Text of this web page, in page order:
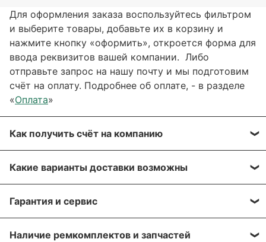
Для оформления заказа воспользуйтесь фильтром
и выберите товары, добавьте их в корзину и
нажмите кнопку «оформить», откроется форма для
ввода реквизитов вашей компании. Либо
отправьте запрос на нашу почту и мы подготовим
счёт на оплату. Подробнее об оплате, - в разделе
«Оплата»
Как получить счёт на компанию
оформлении заказа, отправить запрос на нашу
почту или через заявку через форму обратной
связи. Мы свяжемся с вами в течение нескольких
Для получения более подробной информации по
Какие варианты доставки возможны
описанные в разделе «
самовывоз, доставка курьером, доставка через
транспортную компанию.
Гарантия и сервис
предоставляется гарантия - 1 год после покупки.
Наличие ремкомплектов и запчастей